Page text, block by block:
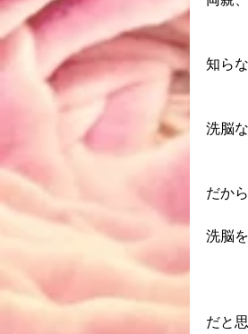
知ら
洗脳
だか
洗脳
だと